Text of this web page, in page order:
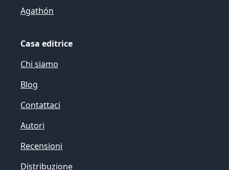
Agathón
Casa editrice
Chi siamo
Blog
Contattaci
Autori
Recensioni
Distribuzione